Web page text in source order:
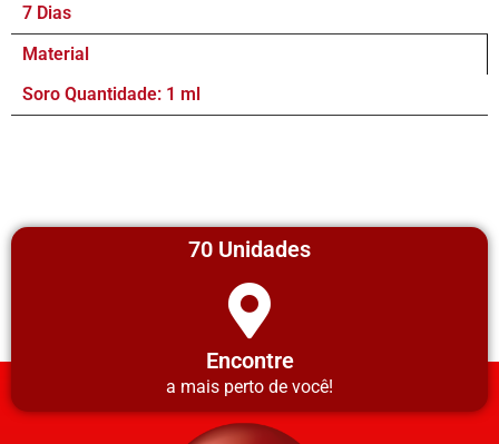
7 Dias
Material
Soro Quantidade: 1 ml
70 Unidades
Encontre
a mais perto de você!